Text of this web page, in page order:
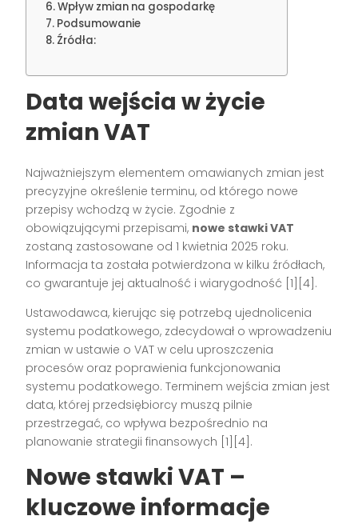
Wpływ zmian na gospodarkę
Podsumowanie
Źródła:
Data wejścia w życie
zmian VAT
Najważniejszym elementem omawianych zmian jest
precyzyjne określenie terminu, od którego nowe
przepisy wchodzą w życie. Zgodnie z
obowiązującymi przepisami, nowe stawki VAT
zostaną zastosowane od 1 kwietnia 2025 roku.
Informacja ta została potwierdzona w kilku źródłach,
co gwarantuje jej aktualność i wiarygodność [1][4].
Ustawodawca, kierując się potrzebą ujednolicenia
systemu podatkowego, zdecydował o wprowadzeniu
zmian w ustawie o VAT w celu uproszczenia
procesów oraz poprawienia funkcjonowania
systemu podatkowego. Terminem wejścia zmian jest
data, której przedsiębiorcy muszą pilnie
przestrzegać, co wpływa bezpośrednio na
planowanie strategii finansowych [1][4].
Nowe stawki VAT –
kluczowe informacje